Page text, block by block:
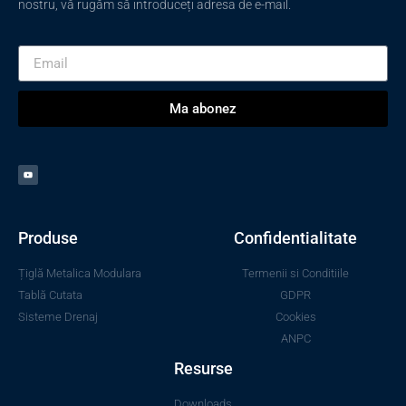
nostru, vă rugăm să introduceți adresa de e-mail.
Ma abonez
Produse
Țiglă Metalica Modulara
Tablă Cutata
Sisteme Drenaj
Confidentialitate
Termenii si Conditiile
GDPR
Cookies
ANPC
Resurse